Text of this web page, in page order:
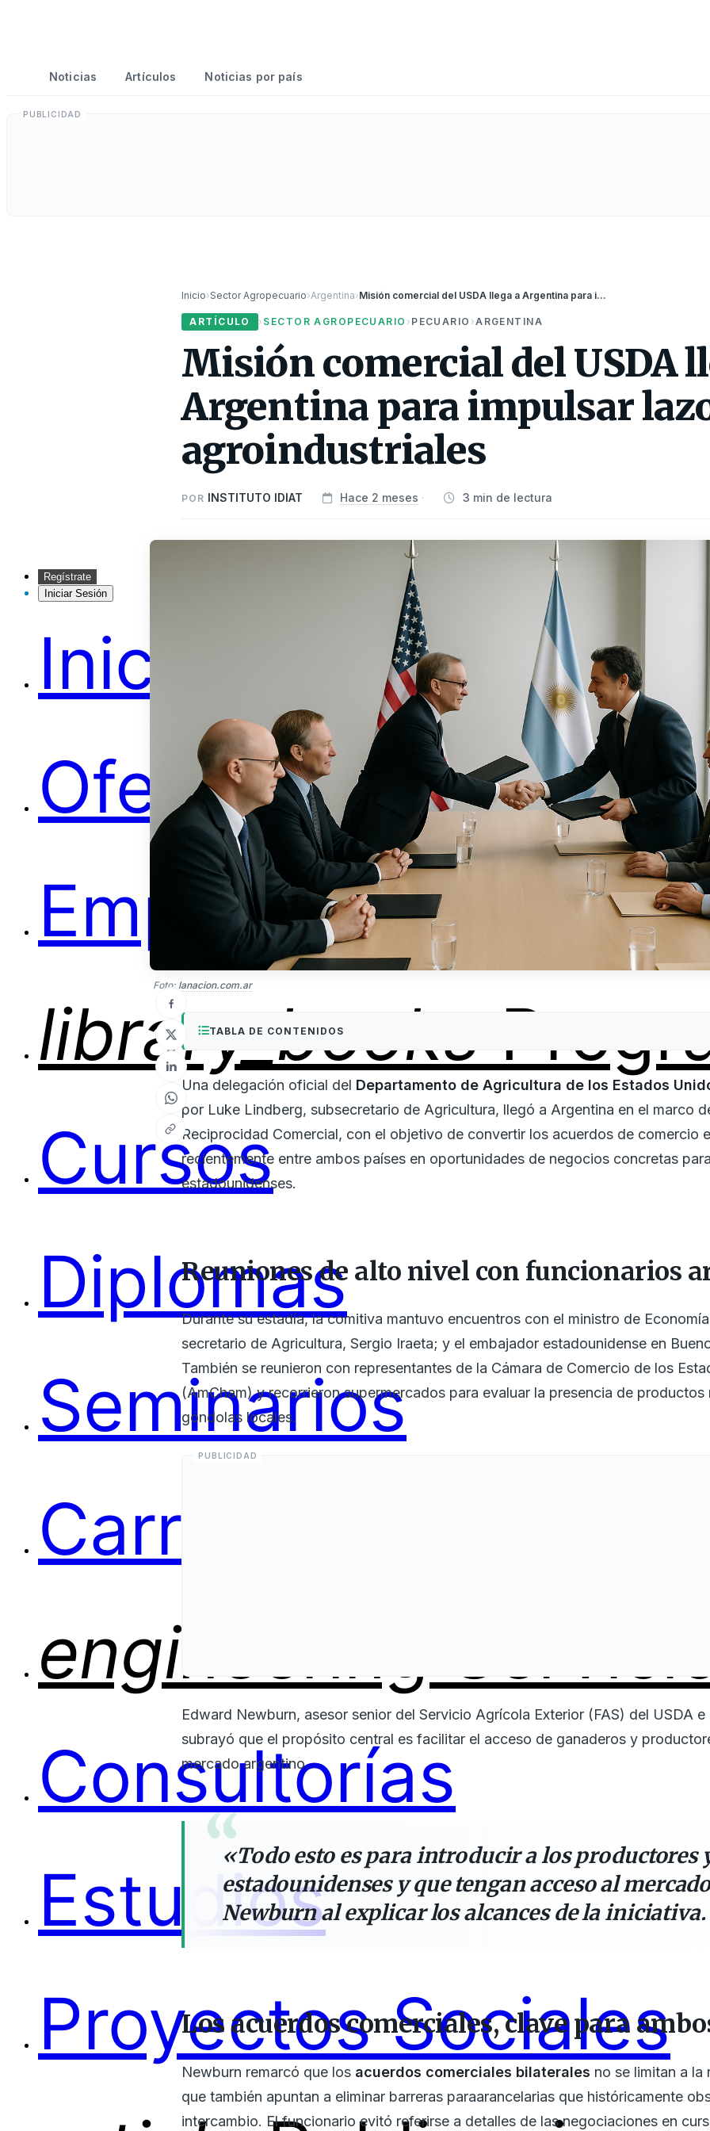
Regístrate
Iniciar Sesión
Inicio
Ofertas
Empleos
library_books
Cursos
Diplomas
Seminarios
Carreras
engineering
Consultorías
Estudios
Proyectos Sociales
Noticias Artículos Noticias por país
Inicio›Sector Agropecuario›Argentina› Misión comercial del USDA llega a Argentina para impulsar lazos agroindustriales
ARTÍCULO › SECTOR AGROPECUARIO › PECUARIO ›ARGENTINA
Misión comercial del USDA
Argentina para impulsar
agroindustriales
POR INSTITUTO IDIAT Hace 2 meses · 3 min de lectura
Foto: lanacion.com.ar
TABLA DE CONTENIDOS
Una delegación oficial del Departamento de Agricultura de los Estados
por Luke Lindberg, subsecretario de Agricultura, llegó a Argentina en el marco
Reciprocidad Comercial, con el objetivo de convertir los acuerdos de comercio
recientemente entre ambos países en oportunidades de negocios concretas
estadounidenses.
Reuniones de alto nivel con funcionarios
Durante su estadía, la comitiva mantuvo encuentros con el ministro de
secretario de Agricultura, Sergio Iraeta; y el embajador estadounidense en
También se reunieron con representantes de la Cámara de Comercio de los
(AmCham) y recorrieron supermercados para evaluar la presencia de productos
góndolas locales.
Edward Newburn, asesor senior del Servicio Agrícola Exterior (FAS) del USDA
subrayó que el propósito central es facilitar el acceso de ganaderos y
mercado argentino.
«Todo esto es para introducir a los productores
estadounidenses y que tengan acceso al
Newburn al explicar los alcances de la iniciativa.
Los acuerdos comerciales, clave para
Newburn remarcó que los acuerdos comerciales bilaterales no se limitan a la
que también apuntan a eliminar barreras paraarancelarias que históricamente
intercambio. El funcionario evitó referirse a detalles de las negociaciones en